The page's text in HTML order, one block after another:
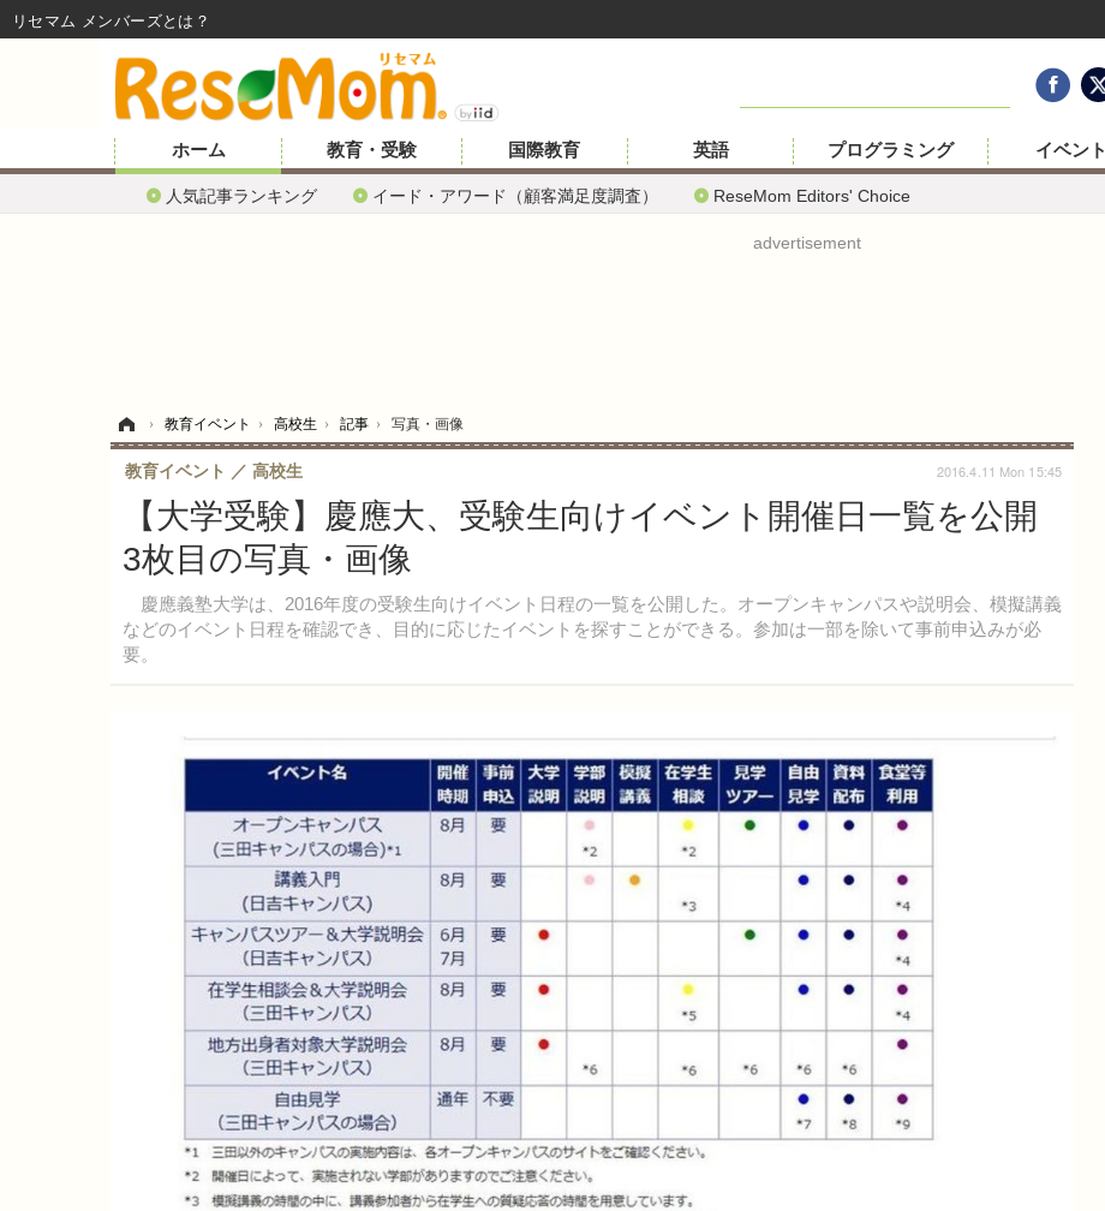
ホーム
人気記事ランキング イード・アワード（顧客満足度調査） ReseMom Editors' Choice
教育・受験 国際教育 英語 プログラミング イベント
advertisement
› 教育イベント › 高校生 › 記事 › 写真・画像
【大学受験】慶應大、受験生向けイベント開催日一覧を公開
3枚目の写真・画像
慶應義塾大学は、2016年度の受験生向けイベント日程の一覧を公開した。オープンキャンパスや説明会、模擬講義
などのイベント日程を確認でき、目的に応じたイベントを探すことができる。参加は一部を除いて事前申込みが必
要。
教育イベント 高校生 2016.4.11 Mon 15:45
リセマム メンバーズ